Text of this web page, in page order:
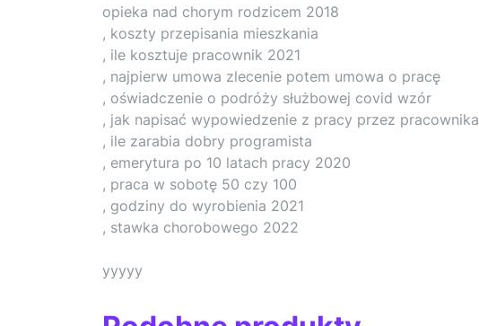
opieka nad chorym rodzicem 2018
, koszty przepisania mieszkania
, ile kosztuje pracownik 2021
, najpierw umowa zlecenie potem umowa o pracę
, oświadczenie o podróży służbowej covid wzór
, jak napisać wypowiedzenie z pracy przez pracownika
, ile zarabia dobry programista
, emerytura po 10 latach pracy 2020
, praca w sobotę 50 czy 100
, godziny do wyrobienia 2021
, stawka chorobowego 2022
yyyyy